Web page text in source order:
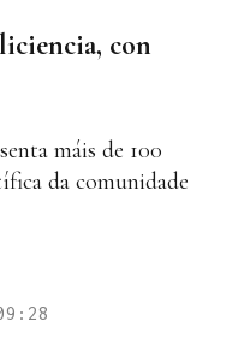
con
máis de 100
da comunidade